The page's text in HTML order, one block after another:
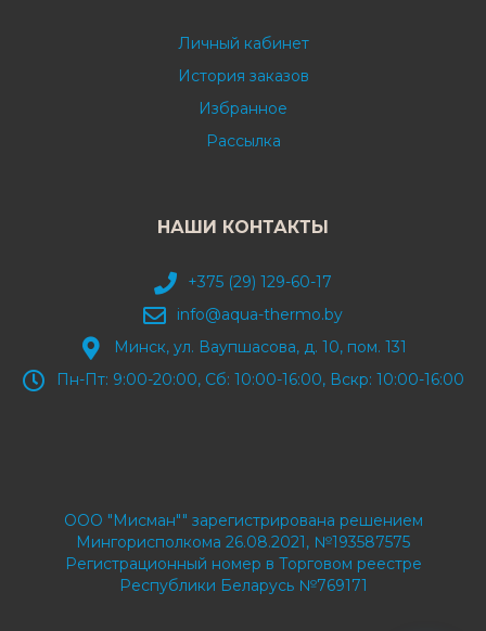
Личный кабинет
История заказов
Избранное
Рассылка
НАШИ КОНТАКТЫ
+375 (29) 129-60-17
info@aqua-thermo.by
Минск, ул. Ваупшасова, д. 10, пом. 131
Пн-Пт: 9:00-20:00, Сб: 10:00-16:00, Вскр: 10:00-16:00
ООО "Мисман"" зарегистрирована решением
Мингорисполкома 26.08.2021, №193587575
Регистрационный номер в Торговом реестре
Республики Беларусь №769171